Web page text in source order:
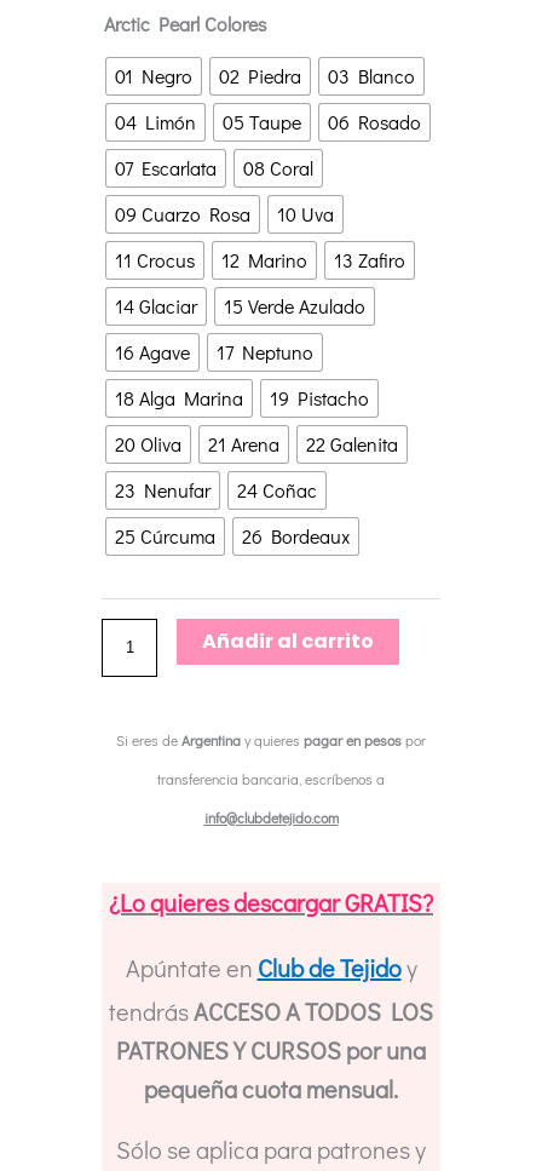
Arctic Pearl Colores
01 Negro 02 Piedra
03 Blanco
04 Limón
05 Taupe
06 Rosado
07 Escarlata
08 Coral
09 Cuarzo Rosa
10 Uva
11 Crocus
12 Marino
13 Zafiro
14 Glaciar
15 Verde Azulado
16 Agave
17 Neptuno
18 Alga Marina
19 Pistacho
20 Oliva
21 Arena
22 Galenita
23 Nenufar
24 Coñac
25 Cúrcuma
26 Bordeaux
Arctic
Pearl
de
Pascuali
Hilado
Vegano
de
Lyocell
y
Algas
Marinas
SEACELL
cantidad
Añadir al carrito
Si eres deArgentinay quieres pagar en pesospor
transferencia bancaria, escríbenos a
info@clubdetejido.com
¿Lo quieres descargar GRATIS?
Apúntate en Club de Tejidoy
tendrásACCESO A TODOS LOS
PATRONES Y CURSOS por una
pequeña cuota mensual.
Sólo se aplica para patrones y